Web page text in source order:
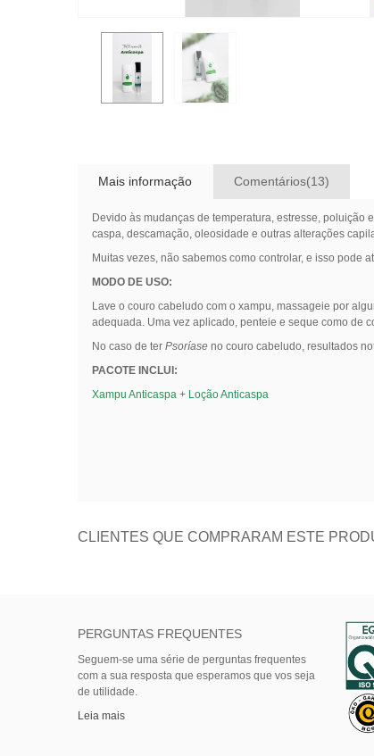
Mais informação Comentários(13)
Devido às mudanças de temperatura, estresse,
caspa, descamação, oleosidade e outras alterações
Muitas vezes, não sabemos como controlar, e isso pode
MODO DE USO:
Lave o couro cabeludo com o xampu, massageie por
adequada. Uma vez aplicado, penteie e seque como de
No caso de ter Psoríaseno couro cabeludo, resultados
PACOTE INCLUI:
Xampu Anticaspa+ Loção Anticaspa
CLIENTES QUE COMPRARAM ESTE
PERGUNTAS FREQUENTES
Seguem-se uma série de perguntas frequentes
com a sua resposta que esperamos que vos seja
de utilidade.
Leia mais